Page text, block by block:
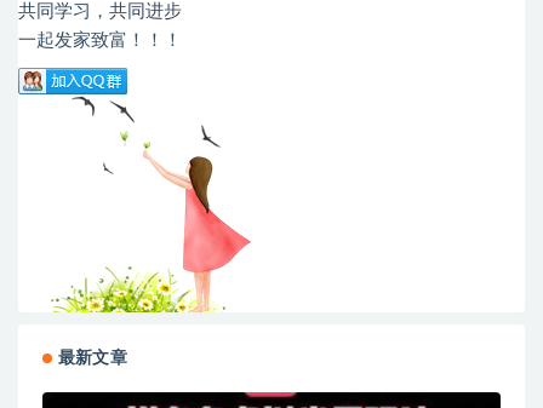
共同学习，共同进步
一起发家致富！！！
最新文章